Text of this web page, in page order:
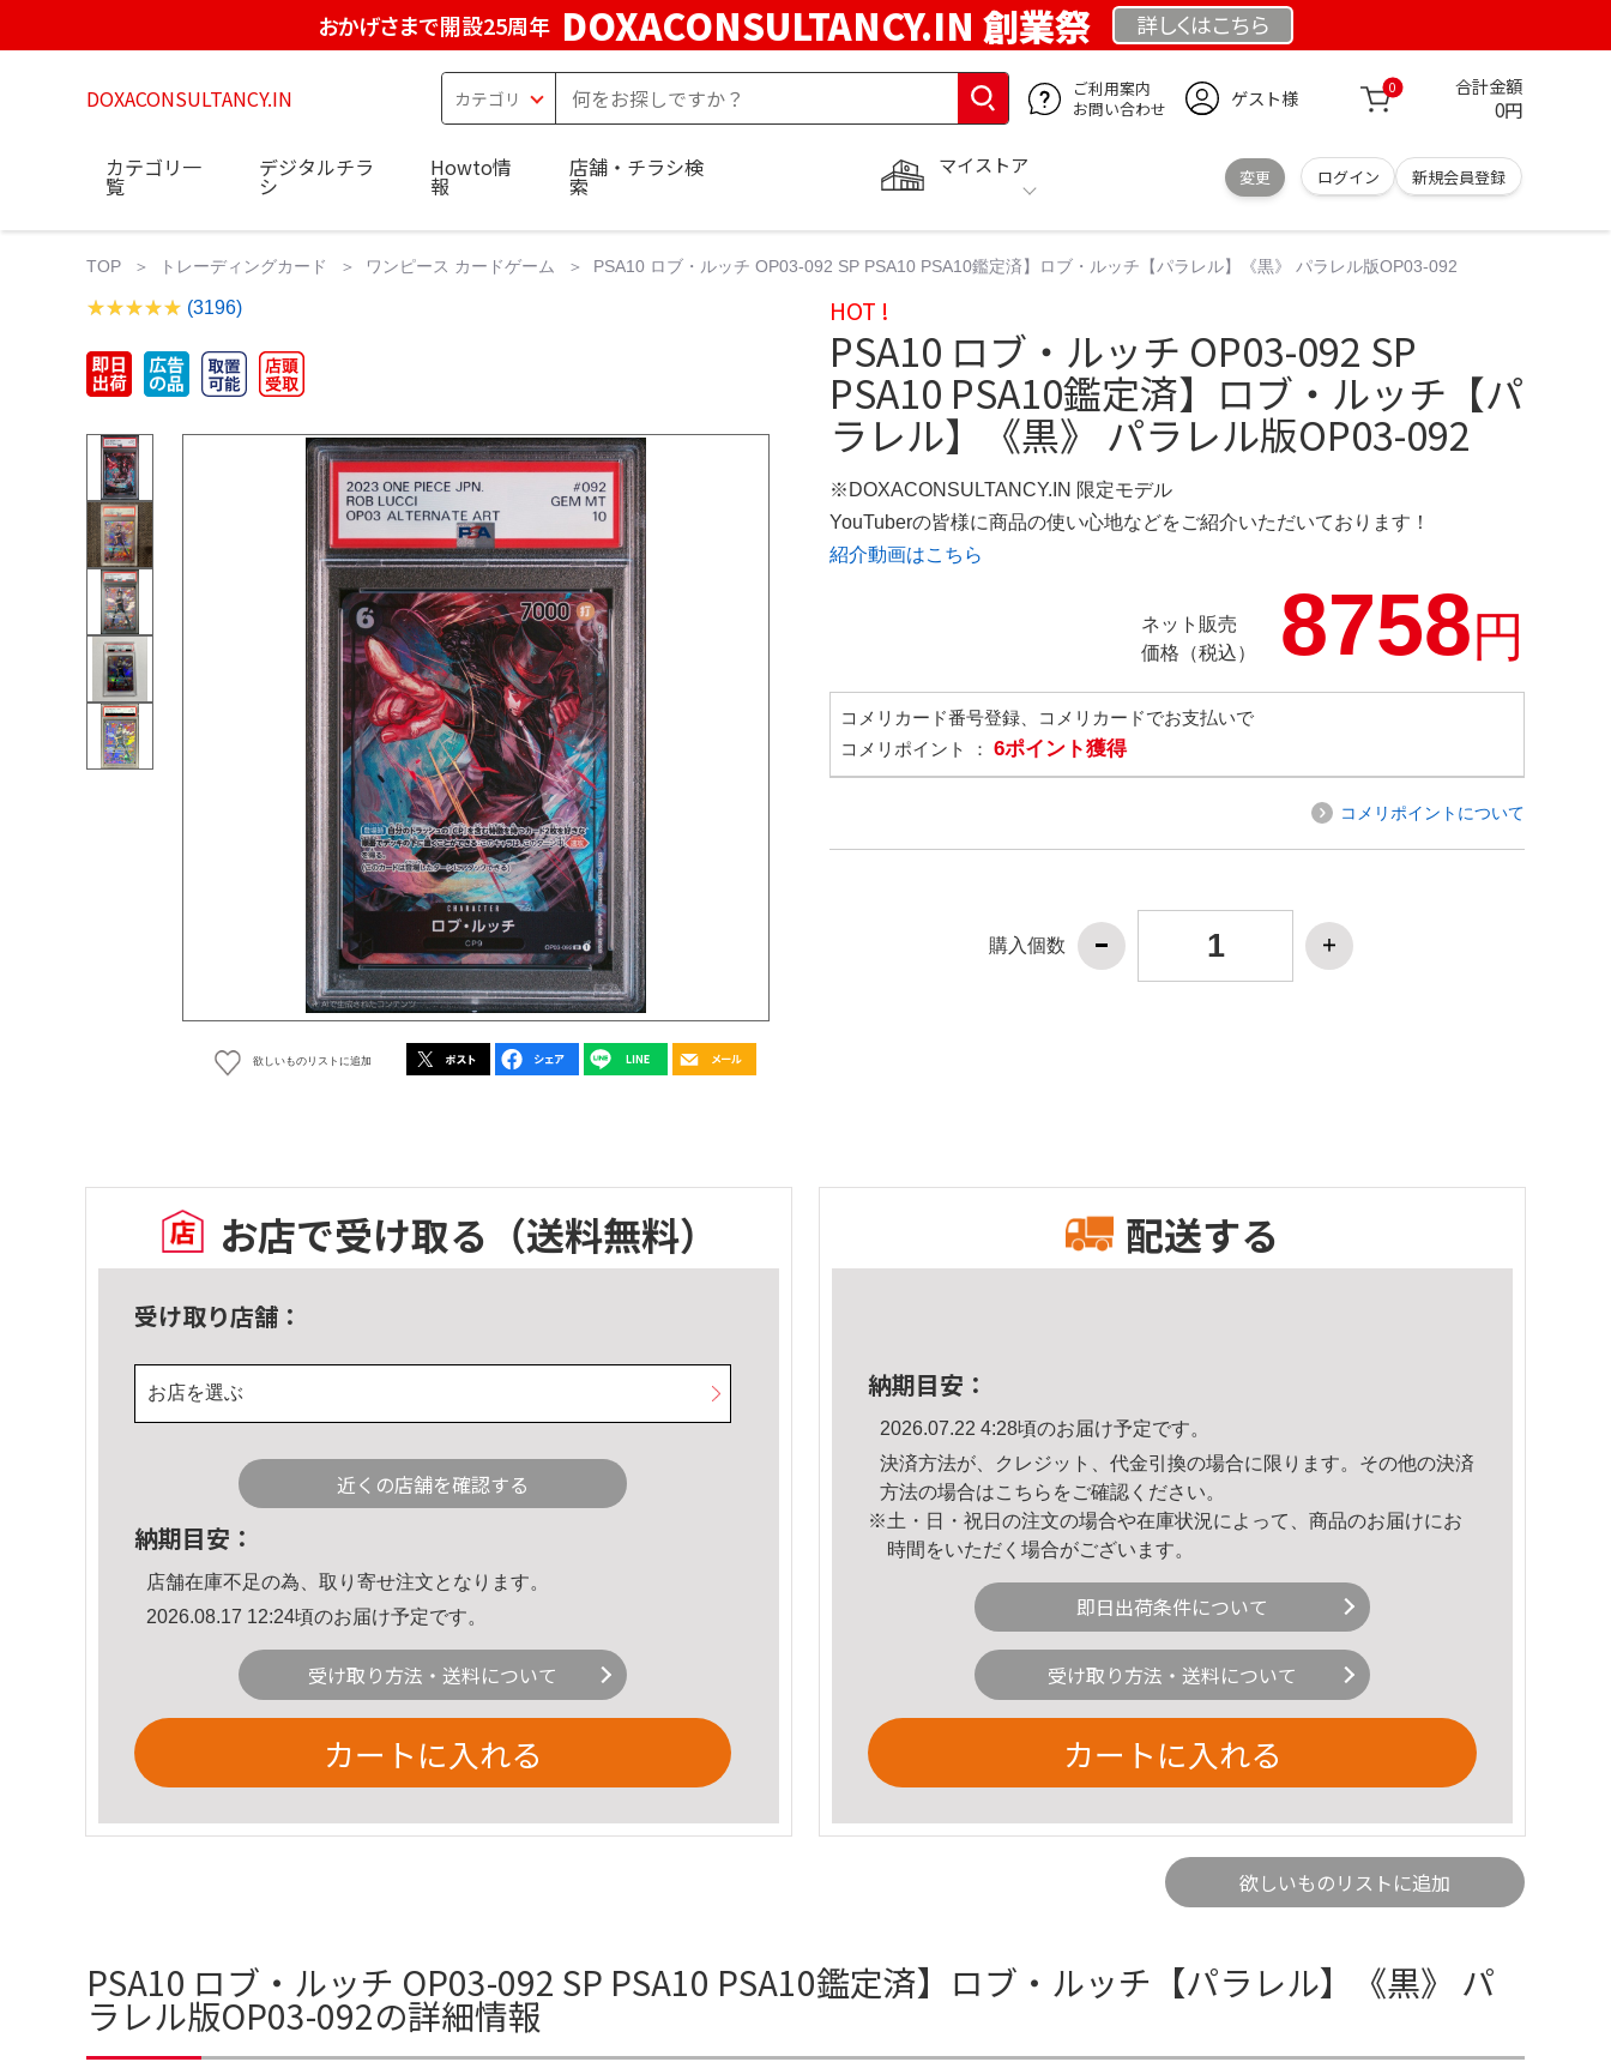
おかげさまで開設25周年 DOXACONSULTANCY.IN 創業祭 詳しくはこちら
DOXACONSULTANCY.IN
ご利用案内
お問い合わせ
ゲスト様 0 合計金額
0円
マイストア
変更 ログイン 新規会員登録
カテゴリ一
覧
デジタルチラ
シ
Howto情
報
店舗・チラシ検
索
TOP トレーディングカード ワンピース カードゲーム PSA10 ロブ・ルッチ OP03-092 SP PSA10 PSA10鑑定済】ロブ・ルッチ【パラレル】《黒》 パラレル版OP03-092
(3196)
欲しいものリストに追加
HOT !
PSA10 ロブ・ルッチ OP03-092 SP
PSA10 PSA10鑑定済】ロブ・ルッチ【パ
ラレル】《黒》 パラレル版OP03-092
※DOXACONSULTANCY.IN 限定モデル
YouTuberの皆様に商品の使い心地などをご紹介いただいております！
紹介動画はこちら
ネット販売
価格（税込）
8758円
コメリカード番号登録、コメリカードでお支払いで
コメリポイント ： 6ポイント獲得
コメリポイントについて
購入個数
お店で受け取る （送料無料）
受け取り店舗：
お店を選ぶ
近くの店舗を確認する
納期目安：
店舗在庫不足の為、取り寄せ注文となります。
2026.08.17 12:24頃のお届け予定です。
受け取り方法・送料について
カートに入れる
配送する
納期目安：
2026.07.22 4:28頃のお届け予定です。
決済方法が、クレジット、代金引換の場合に限ります。その他の決済
方法の場合はこちら をご確認ください。
※土・日・祝日の注文の場合や在庫状況によって、商品のお届けにお
時間をいただく場合がございます。
即日出荷条件について
受け取り方法・送料について
カートに入れる
欲しいものリストに追加
PSA10 ロブ・ルッチ OP03-092 SP PSA10 PSA10鑑定済】ロブ・ルッチ【パラレル】《黒》 パ
ラレル版OP03-092の詳細情報